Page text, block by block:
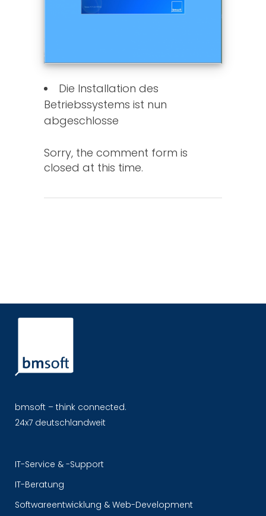
Die Installation des
Betriebssystems ist nun
abgeschlosse
Sorry, the comment form is
closed at this time.
bmsoft – think connected.
24x7 deutschlandweit
IT-Service & -Support
IT-Beratung
Softwareentwicklung & Web-Development